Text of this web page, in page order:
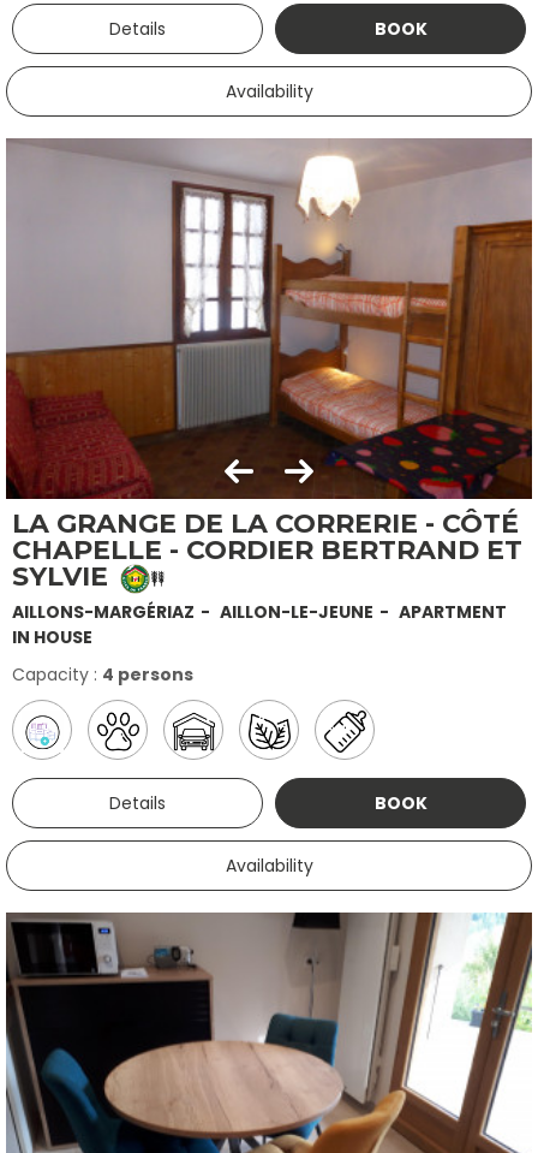
Details BOOK
Availability
LA GRANGE DE LA CORRERIE - CÔTÉ
CHAPELLE - CORDIER BERTRAND ET
SYLVIE
AILLONS-MARGÉRIAZ AILLON-LE-JEUNE
APARTMENT
IN HOUSE
Capacity : 4 persons
Details BOOK
Availability